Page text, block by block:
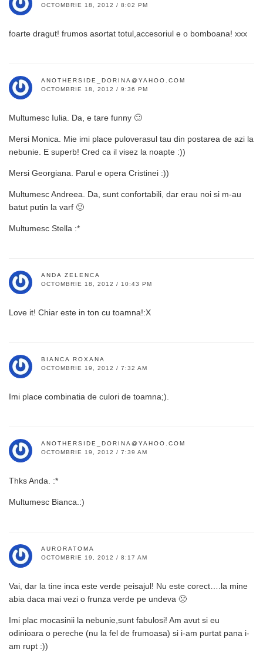
OCTOMBRIE 18, 2012 / 8:02 PM
foarte dragut! frumos asortat totul,accesoriul e o bomboana! xxx
ANOTHERSIDE_DORINA@YAHOO.COM
OCTOMBRIE 18, 2012 / 9:36 PM
Multumesc Iulia. Da, e tare funny 🙂
Mersi Monica. Mie imi place puloverasul tau din postarea de azi la
nebunie. E superb! Cred ca il visez la noapte :))
Mersi Georgiana. Parul e opera Cristinei :))
Multumesc Andreea. Da, sunt confortabili, dar erau noi si m-au
batut putin la varf 🙂
Multumesc Stella :*
ANDA ZELENCA
OCTOMBRIE 18, 2012 / 10:43 PM
Love it! Chiar este in ton cu toamna!:X
BIANCA ROXANA
OCTOMBRIE 19, 2012 / 7:32 AM
Imi place combinatia de culori de toamna;).
ANOTHERSIDE_DORINA@YAHOO.COM
OCTOMBRIE 19, 2012 / 7:39 AM
Thks Anda. :*
Multumesc Bianca.:)
AURORATOMA
OCTOMBRIE 19, 2012 / 8:17 AM
Vai, dar la tine inca este verde peisajul! Nu este corect….la mine
abia daca mai vezi o frunza verde pe undeva 🙁
Imi plac mocasinii la nebunie,sunt fabulosi! Am avut si eu
odinioara o pereche (nu la fel de frumoasa) si i-am purtat pana i-
am rupt :))